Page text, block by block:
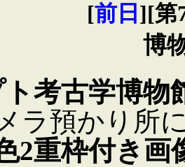
[前日 ][第
博
考古学博物
ラ預かり所
2重枠付き画